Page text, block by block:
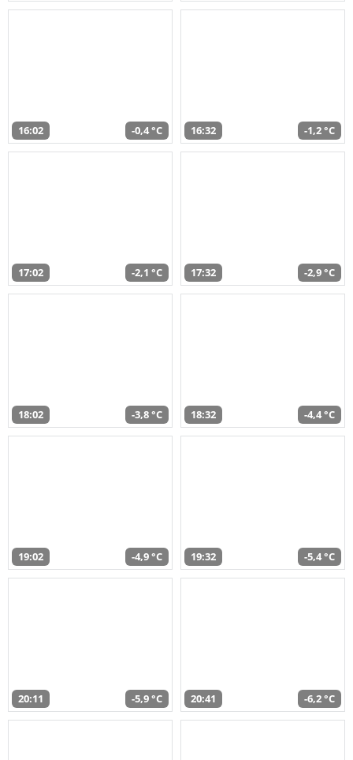
16:02 -0,4 °C 16:32 -1,2 °C
17:02 -2,1 °C 17:32 -2,9 °C
18:02 -3,8 °C 18:32 -4,4 °C
19:02 -4,9 °C 19:32 -5,4 °C
20:11 -5,9 °C 20:41 -6,2 °C